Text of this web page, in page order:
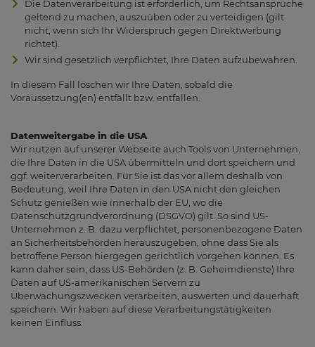
Die Datenverarbeitung ist erforderlich, um Rechtsansprüche
geltend zu machen, auszuüben oder zu verteidigen (gilt
nicht, wenn sich Ihr Widerspruch gegen Direktwerbung
richtet).
Wir sind gesetzlich verpflichtet, Ihre Daten aufzubewahren.
In diesem Fall löschen wir Ihre Daten, sobald die
Voraussetzung(en) entfällt bzw. entfallen.
Datenweitergabe in die USA
Wir nutzen auf unserer Webseite auch Tools von Unternehmen,
die Ihre Daten in die USA übermitteln und dort speichern und
ggf. weiterverarbeiten. Für Sie ist das vor allem deshalb von
Bedeutung, weil Ihre Daten in den USA nicht den gleichen
Schutz genießen wie innerhalb der EU, wo die
Datenschutzgrundverordnung (DSGVO) gilt. So sind US-
Unternehmen z. B. dazu verpflichtet, personenbezogene Daten
an Sicherheitsbehörden herauszugeben, ohne dass Sie als
betroffene Person hiergegen gerichtlich vorgehen können. Es
kann daher sein, dass US-Behörden (z. B. Geheimdienste) Ihre
Daten auf US-amerikanischen Servern zu
Überwachungszwecken verarbeiten, auswerten und dauerhaft
speichern. Wir haben auf diese Verarbeitungstätigkeiten
keinen Einfluss.